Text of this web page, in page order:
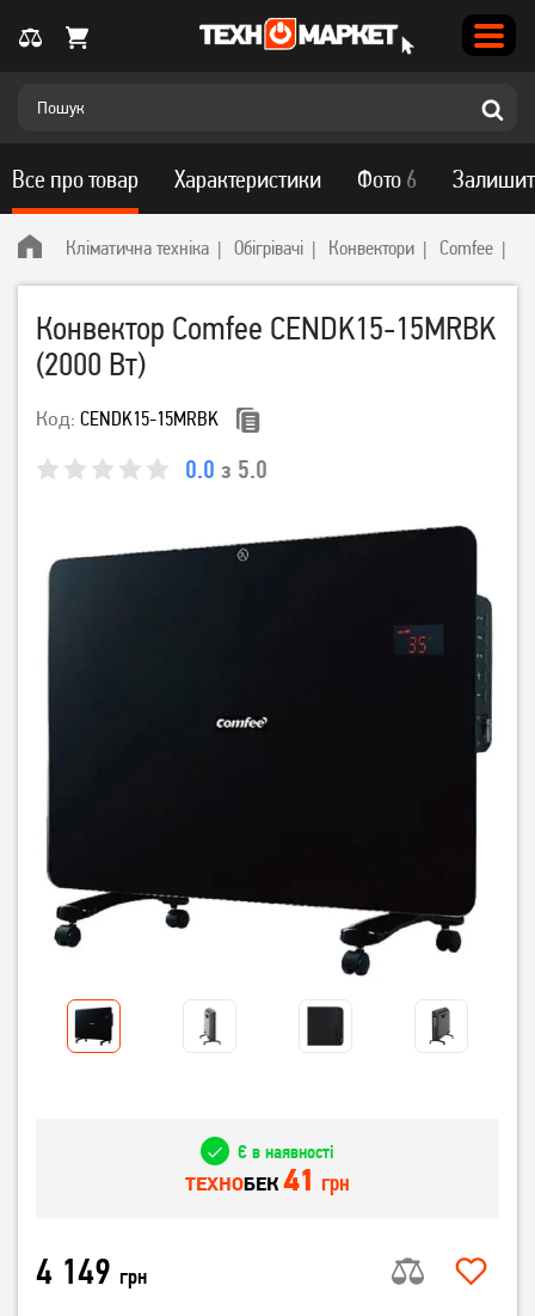
Кліматична техніка Обігрівачі Конвектори Comfee
Конвектор Comfee CENDK15-15MRBK
(2000 Вт)
Код: CENDK15-15MRBK
0.0 з 5.0
Все про товар Характеристики Фото 6
Є в наявності
ТЕХНОБЕК41 грн
4 149 грн